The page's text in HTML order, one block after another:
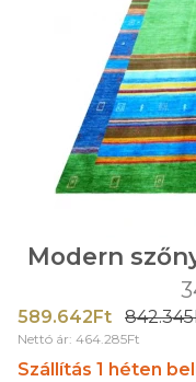
Modern
589.642Ft
Nettó ár: 464.285Ft
Szállítás 1 héten